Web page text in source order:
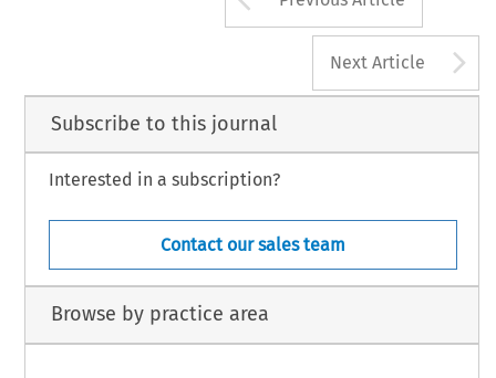
Next Article
Subscribe to this journal
Interested in a subscription?
Contact our sales team
Browse by practice area